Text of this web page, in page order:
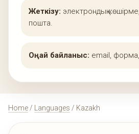
Жеткізу: электрондық
пошта.
Оңай байланыс: email,
Home / Languages / Kazakh